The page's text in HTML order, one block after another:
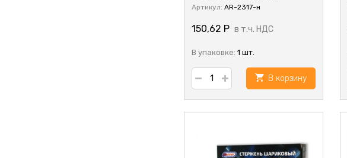
Артикул: AR-2317-н
150,62 Р в т.ч. НДС
В упаковке: 1 шт.
В корзину